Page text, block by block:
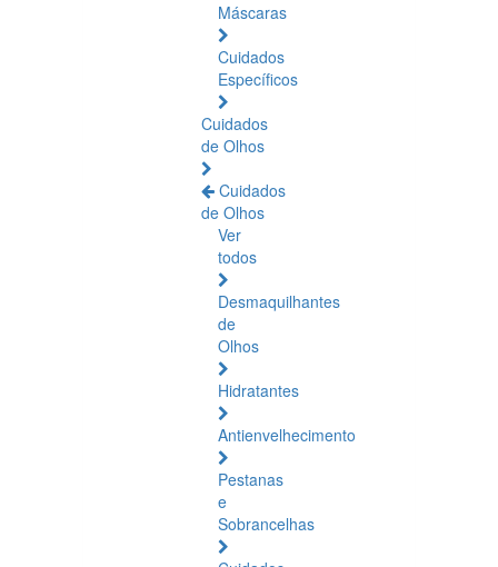
Máscaras
Cuidados
Específicos
Cuidados
de Olhos
Cuidados
de Olhos
Ver
todos
Desmaquilhantes
de
Olhos
Hidratantes
Antienvelhecimento
Pestanas
e
Sobrancelhas